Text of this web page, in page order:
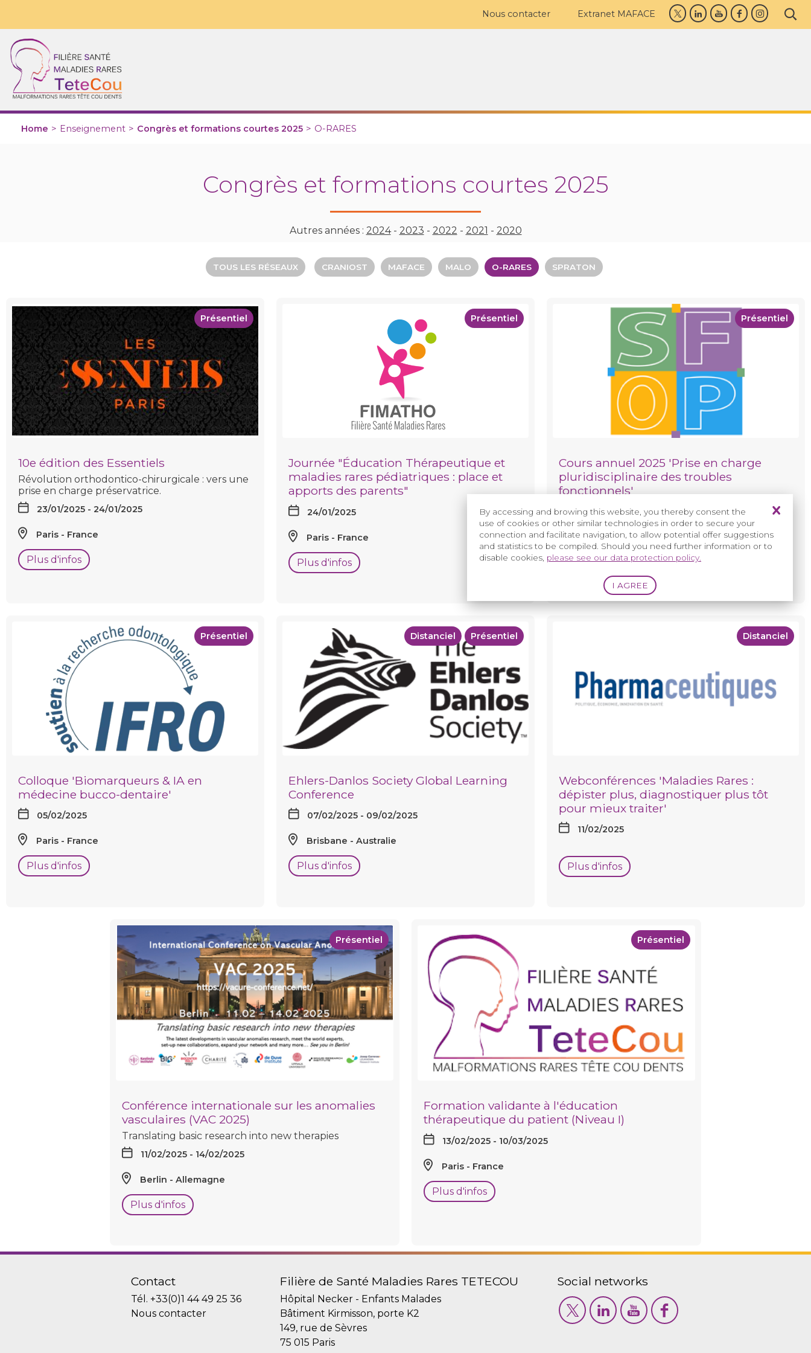
By accessing and browing this website, you thereby consent the
use of cookies or other similar technologies in order to secure your
connection and facilitate navigation, to allow potential offer suggestions
and statistics to be compiled. Should you need further information or to
disable cookies, please see our data protection policy.
Nous contacter Extranet MAFACE
Home > Enseignement > Congrès et formations courtes 2025 > O-RARES
Congrès et formations courtes 2025
Autres années : 2024- 2023 - 2022 - 2021 - 2020
TOUS LES RÉSEAUX CRANIOST MAFACE MALO O-RARES SPRATON
Présentiel
10e édition des Essentiels
Révolution orthodontico-chirurgicale : vers une
prise en charge préservatrice.
23/01/2025 - 24/01/2025
Paris France
Plus d'infos
Présentiel
Journée "Éducation Thérapeutique et
maladies rares pédiatriques : place et
apports des parents"
24/01/2025
Paris France
Plus d'infos
Présentiel
Cours annuel 2025 'Prise en charge
pluridisciplinaire des troubles
fonctionnels'
27/01/2025
Paris France
Plus d'infos
Présentiel
Colloque 'Biomarqueurs & IA en
médecine bucco-dentaire'
05/02/2025
Paris France
Plus d'infos
Distanciel Présentiel
Ehlers-Danlos Society Global Learning
Conference
07/02/2025 - 09/02/2025
Brisbane Australie
Plus d'infos
Distanciel
Webconférences 'Maladies Rares :
dépister plus, diagnostiquer plus tôt
pour mieux traiter'
11/02/2025
Plus d'infos
Présentiel
Conférence internationale sur les anomalies
vasculaires (VAC 2025)
Translating basic research into new therapies
11/02/2025 - 14/02/2025
Berlin Allemagne
Plus d'infos
Présentiel
Formation validante à l'éducation
thérapeutique du patient (Niveau I)
13/02/2025 - 10/03/2025
Paris France
Plus d'infos
Contact
Tél.+33(0)1 44 49 25 36
Nous contacter
Filière de Santé Maladies Rares TETECOU
Hôpital Necker - Enfants Malades
Bâtiment Kirmisson, porte K2
149, rue de Sèvres
75 015 Paris
Social networks